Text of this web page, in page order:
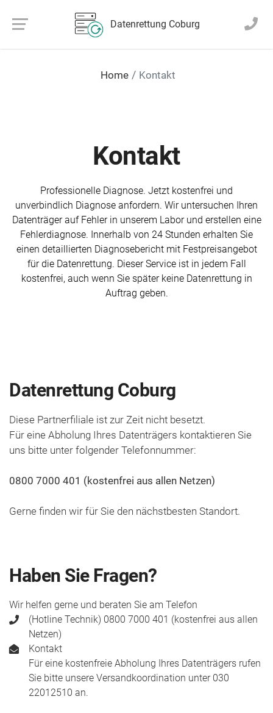
Datenrettung Coburg
Home Kontakt
Kontakt
Professionelle Diagnose. Jetzt kosten­frei und
unverbindlich Diagnose an­fordern. Wir unter­suchen Ihren
Daten­träger auf Fehler in unserem Labor und erstellen eine
Fehler­diagnose. Inner­halb von 24 Stunden erhalten Sie
einen detaillierten Diagnose­bericht mit Fest­preis­angebot
für die Daten­rettung. Dieser Service ist in jedem Fall
kosten­frei, auch wenn Sie später keine Daten­rettung in
Auftrag geben.
Daten­rettung Coburg
Diese Partnerfiliale ist zur Zeit nicht besetzt.
Für eine Abholung Ihres Daten­trägers kontaktieren Sie
uns bitte unter folgender Telefon­nummer:
0800 7000 401 (kostenfrei aus allen Netzen)
Gerne finden wir für Sie den nächst­besten Standort.
Haben Sie Fragen?
Wir helfen gerne und beraten Sie am Telefon
(Hotline Technik) 0800 7000 401 (kostenfrei aus allen
Netzen)
Kontakt
Für eine kosten­freie Abholung Ihres Daten­trägers rufen
Sie bitte unsere Versand­koordination unter 030
22012510 an.